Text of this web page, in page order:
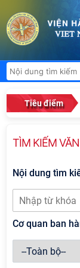
Tiêu điểm
TÌM KIẾM
Nội dung tìm
Cơ quan ban